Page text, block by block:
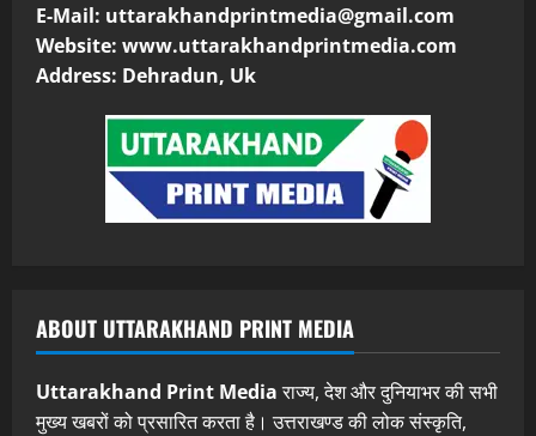
E-Mail: uttarakhandprintmedia@gmail.com
Website: www.uttarakhandprintmedia.com
Address: Dehradun, Uk
ABOUT UTTARAKHAND PRINT MEDIA
Uttarakhand Print Mediaराज्य, देश और दुनियाभर की सभी
मुख्य खबरों को प्रसारित करता है। उत्तराखण्ड की लोक संस्कृति,